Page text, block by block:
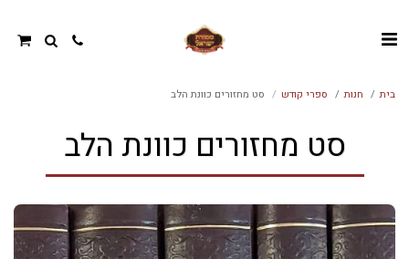
בית חנות ספרי קודש סט מחזורים כוונת הלב
סט מחזורים כוונת הלב